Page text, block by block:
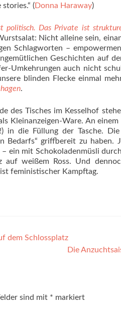
(Donna Haraway)
politisch. Das Private ist
Nicht alleine sein,
Schlagworten –
Geschichten auf
Umkehrungen auch nicht
blinden Flecke einmal
.
des Tisches im Kesselhof
Kleinanzeigen-Ware. An
in die Füllung der Tasche.
Bedarfs“ griffbereit zu haben.
– ein mit Schokoladenmüsli
weißem Ross. Und
feministischer Kampftag.
dem Schlossplatz
Die
sind mit * markiert